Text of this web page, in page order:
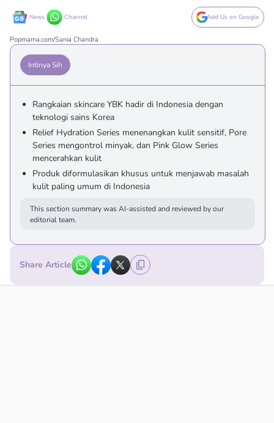
News Channel Add Us on Google
Popmama.com/Sania Chandra
Intinya Sih
Rangkaian skincare YBK hadir di Indonesia dengan
teknologi sains Korea
Relief Hydration Series menenangkan kulit sensitif, Pore
Series mengontrol minyak, dan Pink Glow Series
mencerahkan kulit
Produk diformulasikan khusus untuk menjawab masalah
kulit paling umum di Indonesia
This section summary was AI-assisted and reviewed by our
editorial team.
Share Article